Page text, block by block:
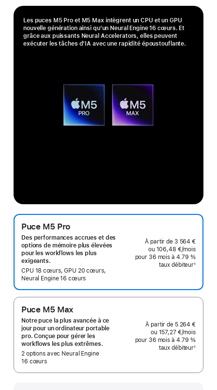
Les puces M5 Pro et M5 Max intègrent un CPU et un GPU
nouvelle génération ainsi qu’un Neural Engine 16 cœurs. Et
grâce aux puissants Neural Accelerators, elles peuvent
exécuter les tâches d’IA avec une rapidité époustouflante.
Puce M5 Pro
Des performances accrues et des
options de mémoire plus élevées
pour les workflows les plus
exigeants.
CPU 18 cœurs, GPU 20 cœurs,
Neural Engine 16 cœurs
À partir de 3 564 €
ou 106,48 €/mois
pour 36 mois
taux débiteur◊
Puce M5 Max
Notre puce la plus avancée à ce
jour pour un ordinateur portable
pro. Conçue pour gérer les
workflows les plus extrêmes.
2 options avec Neural Engine
16 cœurs
À partir de 5 264 €
ou 157,27 €/mois
pour 36 mois
taux débiteur◊